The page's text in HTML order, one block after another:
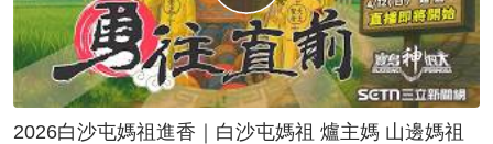
2026白沙屯媽祖進香｜白沙屯媽祖 爐主媽 山邊媽祖